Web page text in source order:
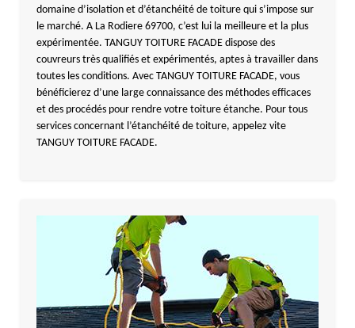
domaine d’isolation et d’étanchéité de toiture qui s’impose sur
le marché. A La Rodiere 69700, c’est lui la meilleure et la plus
expérimentée. TANGUY TOITURE FACADE dispose des
couvreurs très qualifiés et expérimentés, aptes à travailler dans
toutes les conditions. Avec TANGUY TOITURE FACADE, vous
bénéficierez d’une large connaissance des méthodes efficaces
et des procédés pour rendre votre toiture étanche. Pour tous
services concernant l’étanchéité de toiture, appelez vite
TANGUY TOITURE FACADE.